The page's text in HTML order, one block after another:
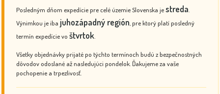
Posledným dňom expedície pre celé územie Slovenska jestreda
Výnimkou je iba juhozápadný región , pre ktorý platí posledný
termín expedície vo štvrtok
Všetky objednávky prijaté po týchto termínoch budú z bezpečnostných
dôvodov odoslané až nasledujúci pondelok. Ďakujeme za vaše
pochopenie a trpezlivosť.